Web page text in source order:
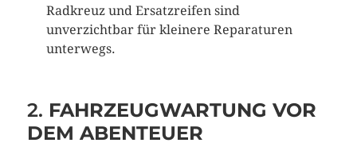
Radkreuz und Ersatzreifen sind
unverzichtbar für kleinere Reparaturen
unterwegs.
2. FAHRZEUGWARTUNG VOR
DEM ABENTEUER